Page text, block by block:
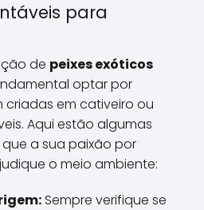
para
de peixes exóticos
optar por
criadas em cativeiro ou
Aqui estão algumas
a sua paixão por
o meio ambiente:
Sempre verifique se